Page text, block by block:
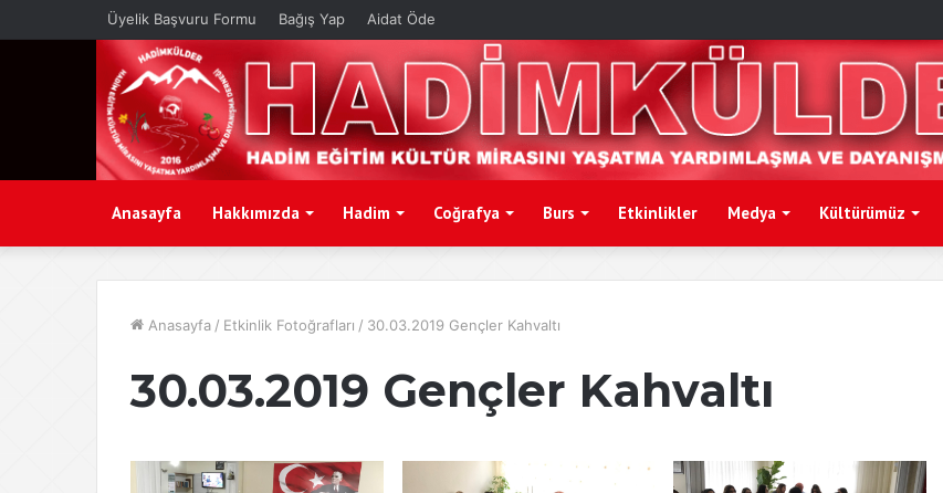
Üyelik Başvuru Formu Bağış Yap Aidat Öde
Anasayfa Hakkımızda Hadim Coğrafya Burs Etkinlikler Medya Kültürümüz
Anasayfa / Etkinlik Fotoğrafları / 30.03.2019 Gençler Kahvaltı
30.03.2019 Gençler Kahvaltı